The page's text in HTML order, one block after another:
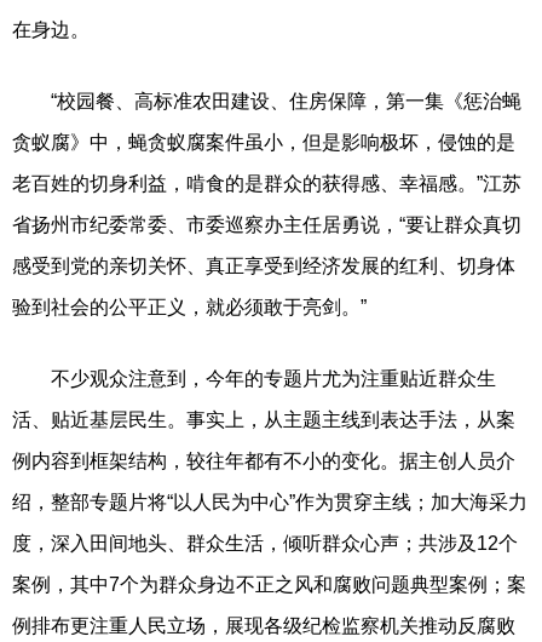
在身边。
“校园餐、高标准农田建设、住房保障，第一集《惩治蝇
贪蚁腐》中，蝇贪蚁腐案件虽小，但是影响极坏，侵蚀的是
老百姓的切身利益，啃食的是群众的获得感、幸福感。”江苏
省扬州市纪委常委、市委巡察办主任居勇说，“要让群众真切
感受到党的亲切关怀、真正享受到经济发展的红利、切身体
验到社会的公平正义，就必须敢于亮剑。”
不少观众注意到，今年的专题片尤为注重贴近群众生
活、贴近基层民生。事实上，从主题主线到表达手法，从案
例内容到框架结构，较往年都有不小的变化。据主创人员介
绍，整部专题片将“以人民为中心”作为贯穿主线；加大海采力
度，深入田间地头、群众生活，倾听群众心声；共涉及12个
案例，其中7个为群众身边不正之风和腐败问题典型案例；案
例排布更注重人民立场，展现各级纪检监察机关推动反腐败